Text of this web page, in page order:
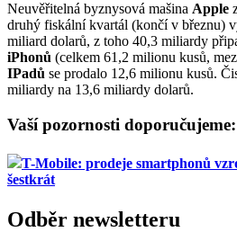
Neuvěřitelná byznysová mašina Apple
druhý fiskální kvartál (končí v březnu)
miliard dolarů, z toho 40,3 miliardy
iPhonů (celkem 61,2 milionu kusů,
IPadů se prodalo 12,6 milionu kusů.
miliardy na 13,6 miliardy dolarů.
Vaší pozornosti doporučujeme:
T-Mobile: prodeje smartphonů
šestkrát
Odběr newsletteru